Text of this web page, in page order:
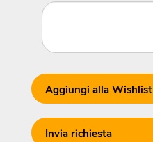
Aggiungi alla Wishlist
Invia richiesta